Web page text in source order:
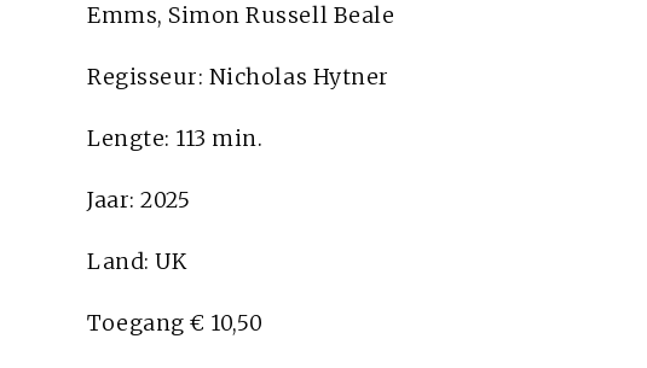
Emms, Simon Russell Beale
Regisseur: Nicholas Hytner
Lengte: 113 min.
Jaar: 2025
Land: UK
Toegang € 10,50